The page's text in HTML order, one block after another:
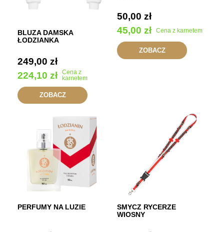
BLUZA DAMSKA
ŁODZIANKA
249,00 zł
224,10 zł
Cena z
karnetem
ZOBACZ
50,00 zł
45,00 zł Cena z karnetem
ZOBACZ
PERFUMY NA LUZIE
SMYCZ RYCERZE
WIOSNY